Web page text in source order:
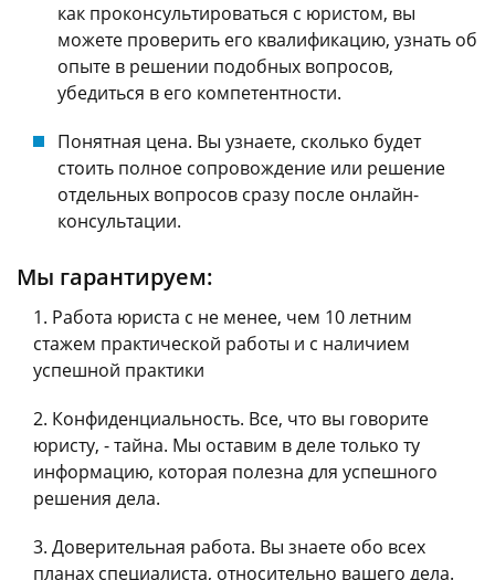
как проконсультироваться с юристом, вы
можете проверить его квалификацию, узнать об
опыте в решении подобных вопросов,
убедиться в его компетентности.
Понятная цена. Вы узнаете, сколько будет
стоить полное сопровождение или решение
отдельных вопросов сразу после онлайн-
консультации.
Мы гарантируем:
Работа юриста с не менее, чем 10 летним
стажем практической работы и с наличием
успешной практики
Конфиденциальность. Все, что вы говорите
юристу, - тайна. Мы оставим в деле только ту
информацию, которая полезна для успешного
решения дела.
Доверительная работа. Вы знаете обо всех
планах специалиста, относительно вашего дела.